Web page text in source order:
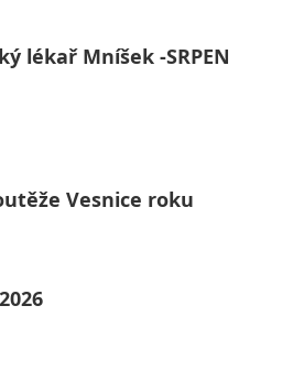
lékař Mníšek -SRPEN
Vesnice roku